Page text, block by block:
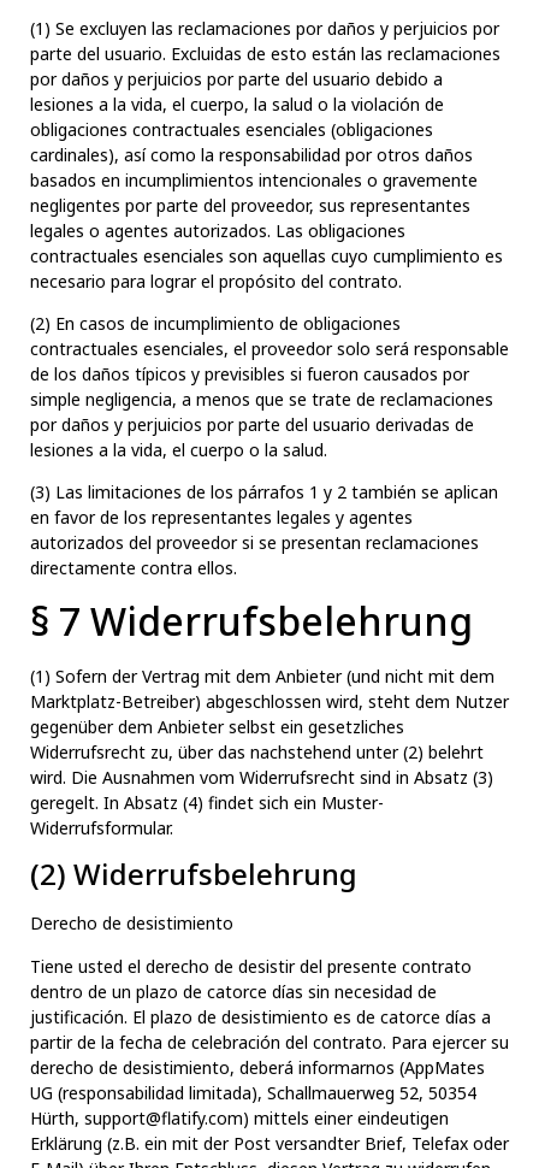
(1) Se excluyen las reclamaciones por daños y perjuicios por
parte del usuario. Excluidas de esto están las reclamaciones
por daños y perjuicios por parte del usuario debido a
lesiones a la vida, el cuerpo, la salud o la violación de
obligaciones contractuales esenciales (obligaciones
cardinales), así como la responsabilidad por otros daños
basados en incumplimientos intencionales o gravemente
negligentes por parte del proveedor, sus representantes
legales o agentes autorizados. Las obligaciones
contractuales esenciales son aquellas cuyo cumplimiento es
necesario para lograr el propósito del contrato.
(2) En casos de incumplimiento de obligaciones
contractuales esenciales, el proveedor solo será responsable
de los daños típicos y previsibles si fueron causados por
simple negligencia, a menos que se trate de reclamaciones
por daños y perjuicios por parte del usuario derivadas de
lesiones a la vida, el cuerpo o la salud.
(3) Las limitaciones de los párrafos 1 y 2 también se aplican
en favor de los representantes legales y agentes
autorizados del proveedor si se presentan reclamaciones
directamente contra ellos.
§ 7 Widerrufsbelehrung
(1) Sofern der Vertrag mit dem Anbieter (und nicht mit dem
Marktplatz-Betreiber) abgeschlossen wird, steht dem Nutzer
gegenüber dem Anbieter selbst ein gesetzliches
Widerrufsrecht zu, über das nachstehend unter (2) belehrt
wird. Die Ausnahmen vom Widerrufsrecht sind in Absatz (3)
geregelt. In Absatz (4) findet sich ein Muster-
Widerrufsformular.
(2) Widerrufsbelehrung
Derecho de desistimiento
Tiene usted el derecho de desistir del presente contrato
dentro de un plazo de catorce días sin necesidad de
justificación. El plazo de desistimiento es de catorce días a
partir de la fecha de celebración del contrato. Para ejercer su
derecho de desistimiento, deberá informarnos (AppMates
UG (responsabilidad limitada), Schallmauerweg 52, 50354
Hürth, support@flatify.com) mittels einer eindeutigen
Erklärung (z.B. ein mit der Post versandter Brief, Telefax oder